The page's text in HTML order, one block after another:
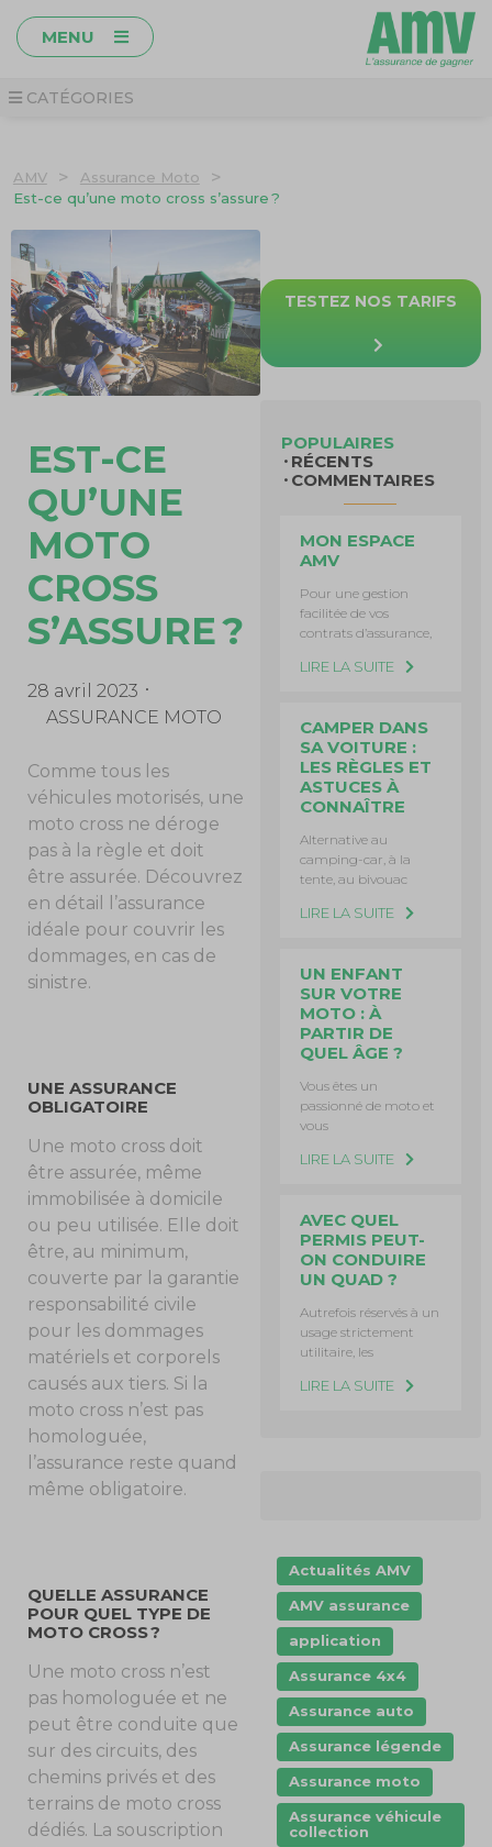
MENU
CATÉGORIES
AMV > Assurance Moto >
Est-ce qu’une moto cross s’assure ?
EST-CE
QU’UNE
MOTO
CROSS
S’ASSURE ?
28 avril 2023
ASSURANCE MOTO
Comme tous les
véhicules motorisés, une
moto cross ne déroge
pas à la règle et doit
être assurée. Découvrez
en détail l’assurance
idéale pour couvrir les
dommages, en cas de
sinistre.
UNE ASSURANCE
OBLIGATOIRE
Une moto cross doit
être assurée, même
immobilisée à domicile
ou peu utilisée. Elle doit
être, au minimum,
couverte par la garantie
responsabilité civile
pour les dommages
matériels et corporels
causés aux tiers. Si la
moto cross n’est pas
homologuée,
l’assurance reste quand
même obligatoire.
QUELLE ASSURANCE
POUR QUEL TYPE DE
MOTO CROSS ?
Une moto cross n’est
pas homologuée et ne
peut être conduite que
sur des circuits, des
chemins privés et des
terrains de moto cross
dédiés. La souscription
TESTEZ NOS TARIFS
POPULAIRES
RÉCENTS
COMMENTAIRES
MON ESPACE
AMV
Pour une gestion
facilitée de vos
contrats d’assurance,
LIRE LA SUITE
CAMPER DANS
SA VOITURE :
LES RÈGLES ET
ASTUCES À
CONNAÎTRE
Alternative au
camping-car, à la
tente, au bivouac
LIRE LA SUITE
UN ENFANT
SUR VOTRE
MOTO : À
PARTIR DE
QUEL ÂGE ?
Vous êtes un
passionné de moto et
vous
LIRE LA SUITE
AVEC QUEL
PERMIS PEUT-
ON CONDUIRE
UN QUAD ?
Autrefois réservés à un
usage strictement
utilitaire, les
LIRE LA SUITE
Actualités AMV
AMV assurance
application
Assurance 4x4
Assurance auto
Assurance légende
Assurance moto
Assurance véhicule
collection